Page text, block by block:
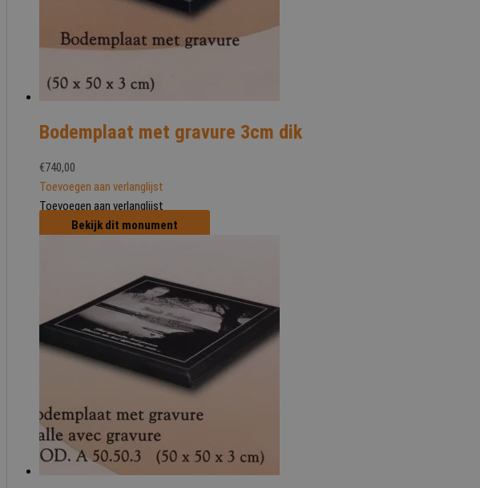
Bodemplaat met gravure 3cm dik
€740,00
Toevoegen aan verlanglijst
Toevoegen aan verlanglijst
Bekijk dit monument